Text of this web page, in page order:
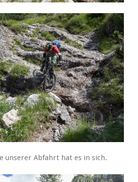
unserer Abfahrt hat es in sich.